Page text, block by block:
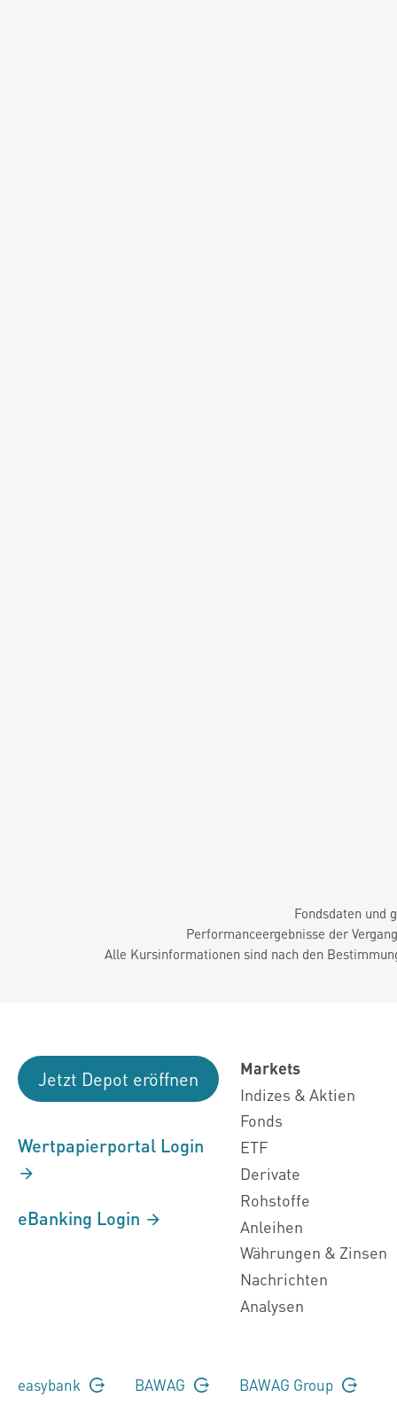
Fondsdaten und
Performanceergebnisse der
Alle Kursinformationen sind nach den
Jetzt Depot eröffnen
Wertpapierportal Login
eBanking Login
Markets
Indizes & Aktien
Fonds
ETF
Derivate
Rohstoffe
Anleihen
Währungen & Zinsen
Nachrichten
Analysen
easybank BAWAG BAWAG Group